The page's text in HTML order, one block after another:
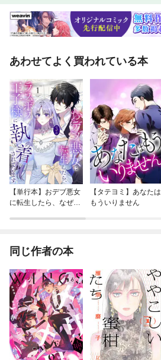
あわせてよく買われている本
【単行本】おデブ悪女
に転生したら、なぜか
【タテヨミ】あなたは
もういりません
同じ作者の本